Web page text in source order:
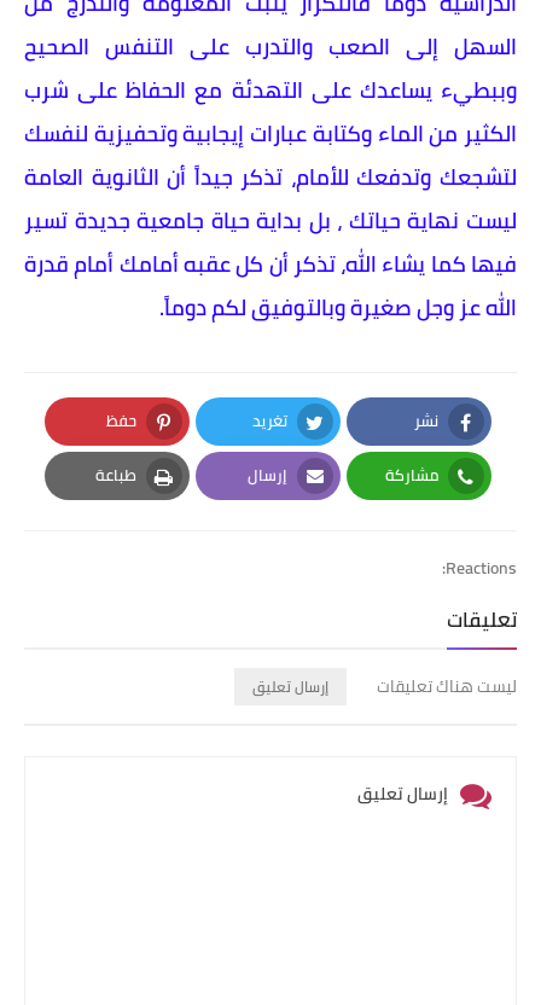
السهل إلى الصعب والتدرب على التنفس الصحيح
وببطيء يساعدك على التهدئة مع الحفاظ على شرب
الكثير من الماء وكتابة عبارات إيجابية وتحفيزية لنفسك
لتشجعك وتدفعك للأمام، تذكر جيداً أن الثانوية العامة
ليست نهاية حياتك ، بل بداية حياة جامعية جديدة تسير
فيها كما يشاء الله، تذكر أن كل عقبه أمامك أمام قدرة
الله عز وجل صغيرة وبالتوفيق لكم دوماً.
نشر
Facebook
تغريد
Twitter
حفظ
Pinterest
مشاركة
Whatsapp
إرسال
Email
طباعة
Print
Reactions:
تعليقات
ليست هناك تعليقات إرسال تعليق
إرسال تعليق